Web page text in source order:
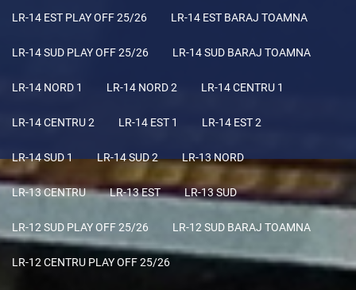
LR-14 EST PLAY OFF 25/26 LR-14 EST BARAJ TOAMNA
LR-14 SUD PLAY OFF 25/26 LR-14 SUD BARAJ TOAMNA
LR-14 NORD 1 LR-14 NORD 2 LR-14 CENTRU 1
LR-14 CENTRU 2 LR-14 EST 1 LR-14 EST 2
LR-14 SUD 1 LR-14 SUD 2 LR-13 NORD
LR-13 CENTRU LR-13 EST LR-13 SUD
LR-12 SUD PLAY OFF 25/26 LR-12 SUD BARAJ TOAMNA
LR-12 CENTRU PLAY OFF 25/26